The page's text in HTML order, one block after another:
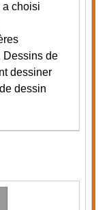
a choisi
Dessins de
dessiner
dessin